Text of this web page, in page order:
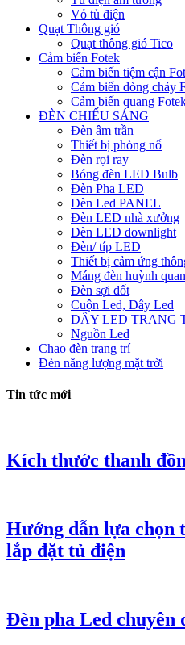
Vỏ tủ điện
Quạt Thông gió
Quạt thông gió Tico
Cảm biến Fotek
Cảm biến tiệm cận
Cảm biến dòng chảy
Cảm biến quang
ĐÈN CHIẾU SÁNG
Đèn âm trần
Thiết bị phòng nổ
Đèn rọi ray
Bóng đèn LED Bulb
Đèn Pha LED
Đèn Led PANEL
Đèn LED nhà xưởng
Đèn LED downlight
Đèn/ típ LED
Thiết bị cảm ứng
Máng đèn huỳnh
Đèn sợi đốt
Cuộn Led, Dây Led
DÂY LED TRANG
Nguồn Led
Chao đèn trang trí
Đèn năng lượng mặt trời
Tin tức mới
Kích thước thanh
Hướng dẫn lựa chọn
lắp đặt tủ điện
Đèn pha Led chuyên